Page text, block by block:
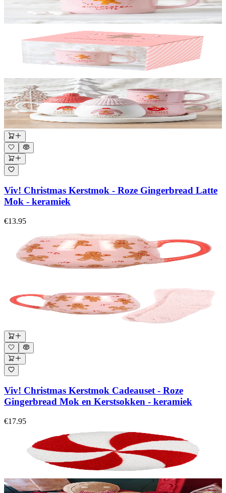
Viv! Christmas Kerstmok - Roze Gingerbread Latte
Mok - keramiek
€13.95
Viv! Christmas Kerstmok Cadeauset - Roze
Gingerbread Mok en Kerstsokken - keramiek
€17.95